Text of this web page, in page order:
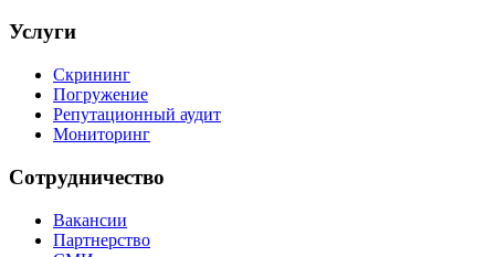
Услуги
Скрининг
Погружение
Репутационный аудит
Мониторинг
Сотрудничество
Вакансии
Партнерство